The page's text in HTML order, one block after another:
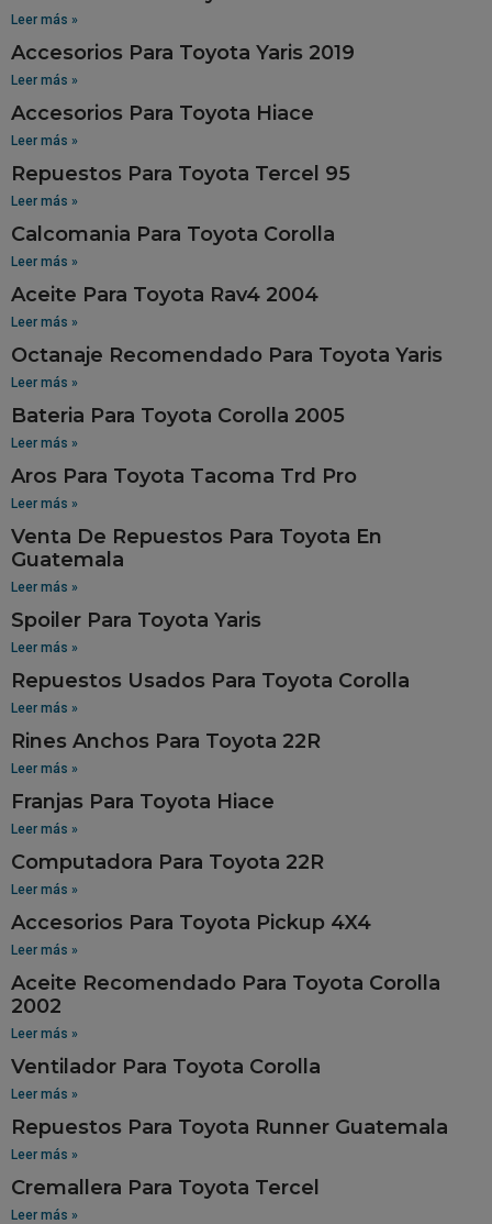
Leer más »
Accesorios Para Toyota Yaris 2019
Leer más »
Accesorios Para Toyota Hiace
Leer más »
Repuestos Para Toyota Tercel 95
Leer más »
Calcomania Para Toyota Corolla
Leer más »
Aceite Para Toyota Rav4 2004
Leer más »
Octanaje Recomendado Para Toyota Yaris
Leer más »
Bateria Para Toyota Corolla 2005
Leer más »
Aros Para Toyota Tacoma Trd Pro
Leer más »
Venta De Repuestos Para Toyota En
Guatemala
Leer más »
Spoiler Para Toyota Yaris
Leer más »
Repuestos Usados Para Toyota Corolla
Leer más »
Rines Anchos Para Toyota 22R
Leer más »
Franjas Para Toyota Hiace
Leer más »
Computadora Para Toyota 22R
Leer más »
Accesorios Para Toyota Pickup 4X4
Leer más »
Aceite Recomendado Para Toyota Corolla
2002
Leer más »
Ventilador Para Toyota Corolla
Leer más »
Repuestos Para Toyota Runner Guatemala
Leer más »
Cremallera Para Toyota Tercel
Leer más »